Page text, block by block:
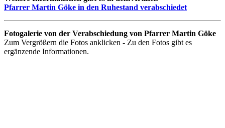
Pfarrer Martin Göke in den Ruhestand verabschiedet
Fotogalerie von der Verabschiedung von Pfarrer Martin Göke
Zum Vergrößern die Fotos anklicken - Zu den Fotos gibt es
ergänzende Informationen.